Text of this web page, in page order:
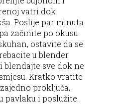
vatri dok
Poslije par minuta
začinite po okusu.
ostavite da se
u blender.
blendajte sve dok ne
Kratko vratite
proključa,
pavlaku i poslužite.